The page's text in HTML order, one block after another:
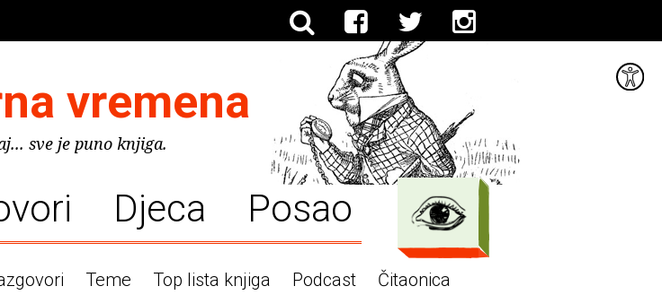
vremena
sve je puno knjiga.
Djeca Posao
Teme Top lista knjiga Podcast Čitaonica